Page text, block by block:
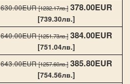
630.00EUR[1232.17лв.] 378.00EUR
[739.30лв.]
640.00EUR[1251.73лв.] 384.00EUR
[751.04лв.]
643.00EUR[1257.60лв.] 385.80EUR
[754.56лв.]